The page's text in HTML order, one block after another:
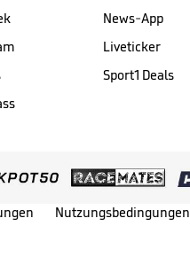
News-App
Liveticker
Sport1 Deals
Nutzungsbedingungen